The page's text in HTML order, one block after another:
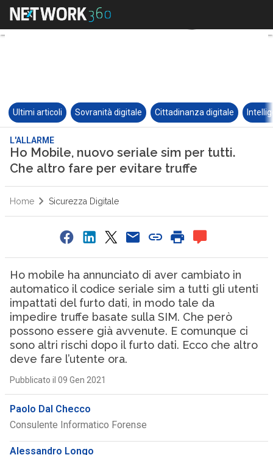
Ultimi articoli Sovranità digitale Cittadinanza digitale
L'ALLARME
Ho Mobile, nuovo seriale sim per tutti.
Che altro fare per evitare truffe
Home Sicurezza Digitale
Ho mobile ha annunciato di aver cambiato in
automatico il codice seriale sim a tutti gli utenti
impattati del furto dati, in modo tale da
impedire truffe basate sulla SIM. Che però
possono essere già avvenute. E comunque ci
sono altri rischi dopo il furto dati. Ecco che altro
deve fare l’utente ora.
Pubblicato il 09 Gen 2021
Paolo Dal Checco
Consulente Informatico Forense
Alessandro Longo